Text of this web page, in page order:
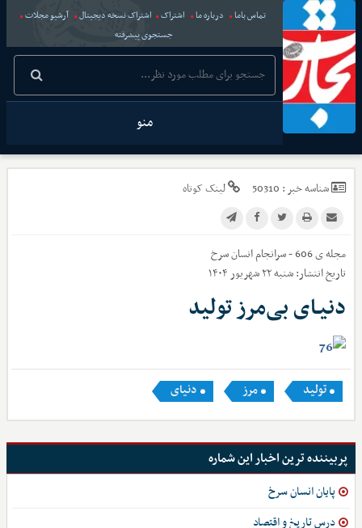
تماس باما درباره ما اشتراک اشتراک نسخه دیجیتال
آرشیو مجلات
جستجوی پیشرفته
منو
شناسه خبر : 50310 لینک کوتاه
مجله ی 606 - سرانجام انسان سرخ
تاریخ انتشار:شنبه ۲۲ شهریور ۱۴۰۴
دنیـای بی‌مرز تولید
تولید مرز دنیای
پربیننده ترین اخبار این شماره
پایان انسان سرخ
درس تاریخ و اقتصاد